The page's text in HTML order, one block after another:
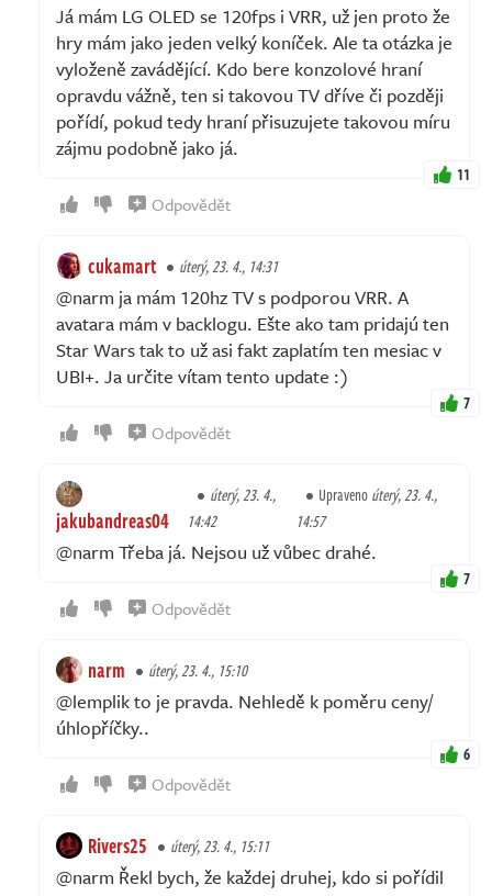
Já mám LG OLED se 120fps i VRR, už jen proto že
hry mám jako jeden velký koníček. Ale ta otázka je
vyloženě zavádějící. Kdo bere konzolové hraní
opravdu vážně, ten si takovou TV dříve či později
pořídí, pokud tedy hraní přisuzujete takovou míru
zájmu podobně jako já.
11
Odpovědět
cukamart úterý, 23. 4., 14:31
@narm ja mám 120hz TV s podporou VRR. A
avatara mám v backlogu. Ešte ako tam pridajú ten
Star Wars tak to už asi fakt zaplatím ten mesiac v
UBI+. Ja určite vítam tento update :)
7
Odpovědět
jakubandreas04
úterý, 23. 4.,
14:42
Upravenoúterý, 23. 4.,
14:57
@narm Třeba já. Nejsou už vůbec drahé.
7
Odpovědět
narm úterý, 23. 4., 15:10
@lemplik to je pravda. Nehledě k poměru ceny/
úhlopříčky..
6
Odpovědět
Rivers25 úterý, 23. 4., 15:11
@narm Řekl bych, že každej druhej, kdo si pořídil